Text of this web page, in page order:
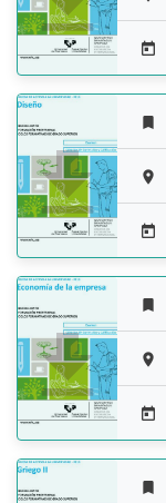









